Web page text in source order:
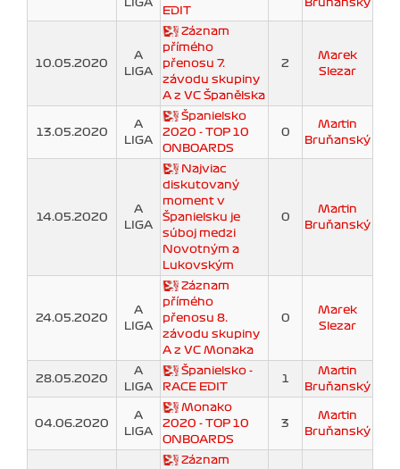
LIGA
EDIT
Bruňanský
10.05.2020
A
LIGA
Záznam
přímého
přenosu 7.
závodu skupiny
A z VC Španělska
2
Marek
Slezar
13.05.2020
A
LIGA
Španielsko
2020 - TOP 10
ONBOARDS
0
Martin
Bruňanský
14.05.2020
A
LIGA
Najviac
diskutovaný
moment v
Španielsku je
súboj medzi
Novotným a
Lukovským
0
Martin
Bruňanský
24.05.2020
A
LIGA
Záznam
přímého
přenosu 8.
závodu skupiny
A z VC Monaka
0
Marek
Slezar
28.05.2020
A
LIGA
Španielsko -
RACE EDIT
1
Martin
Bruňanský
04.06.2020
A
LIGA
Monako
2020 - TOP 10
ONBOARDS
3
Martin
Bruňanský
Záznam